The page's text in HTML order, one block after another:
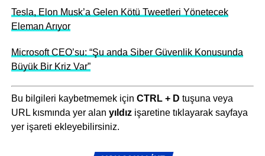
Tesla, Elon Musk’a Gelen Kötü Tweetleri Yönetecek
Eleman Arıyor
Microsoft CEO’su: “Şu anda Siber Güvenlik Konusunda
Büyük Bir Kriz Var”
Bu bilgileri kaybetmemek için CTRL + D tuşuna veya
URL kısmında yer alan yıldızişaretine tıklayarak sayfaya
yer işareti ekleyebilirsiniz.